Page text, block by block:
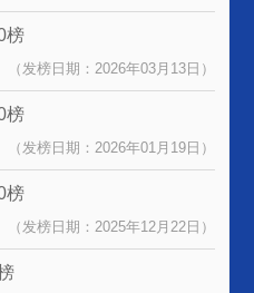
榜
（发榜日期：2026年03月13日）
榜
（发榜日期：2026年01月19日）
榜
（发榜日期：2025年12月22日）